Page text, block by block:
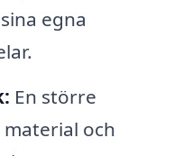
egna
En större
och